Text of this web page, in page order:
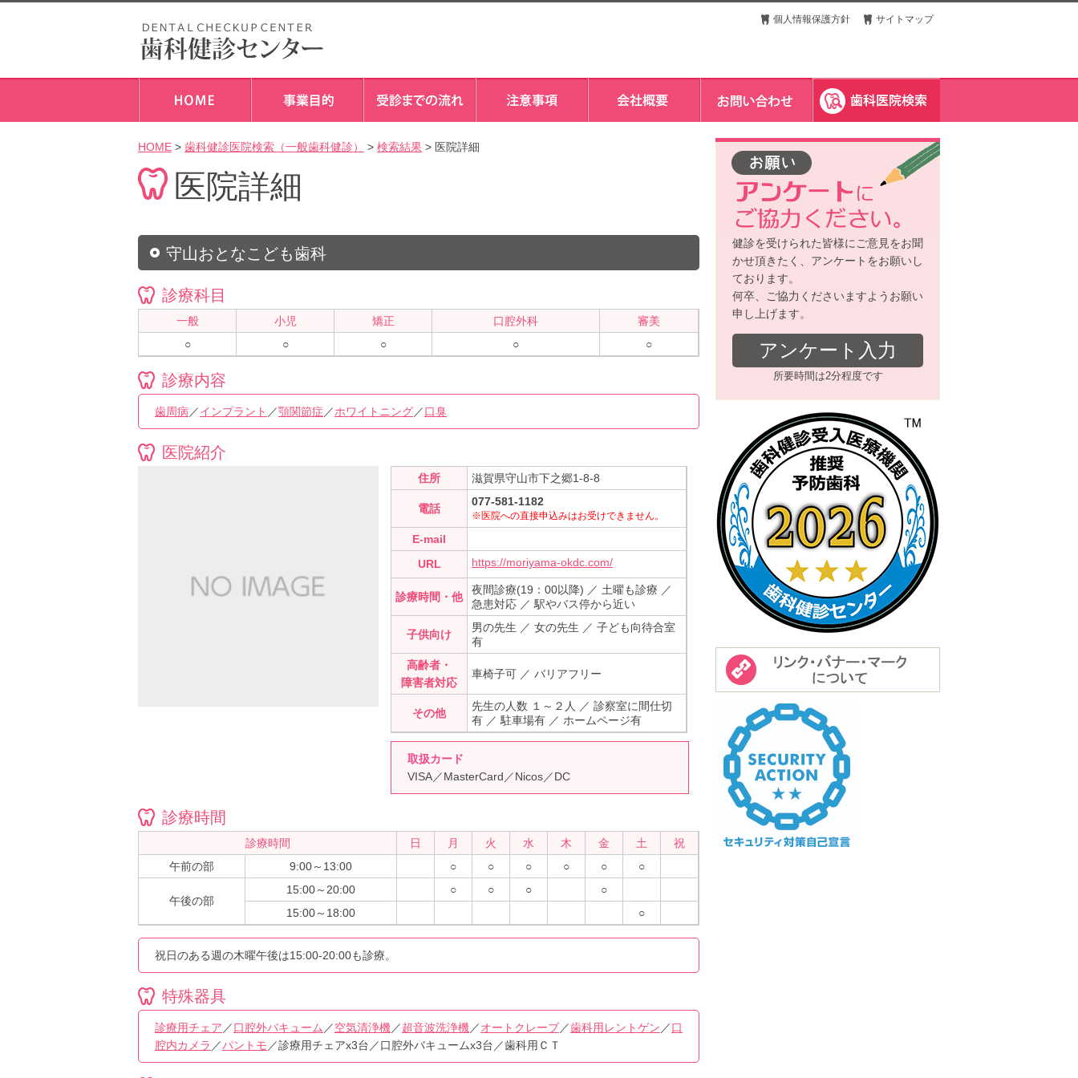
個人情報保護方針 サイトマップ
HOME > 歯科健診医院検索（一般歯科健診） > 検索結果 > 医院詳細
医院詳細
守山おとなこども歯科
診療科目
一般 小児 矯正 口腔外科
審美
○
○ ○ ○ ○
診療内容
歯周病 ／インプラント ／顎関節症 ／ホワイトニング／口臭
医院紹介
住所 滋賀県守山市下之郷1-8-8
電話
077-581-1182
※医院への直接申込みはお受けできません。
E-mail
URL
https://moriyama-okdc.com/
診療時間・他
夜間診療(19：00以降) ／ 土曜も診療 ／
急患対応 ／ 駅やバス停から近い
子供向け
男の先生 ／ 女の先生 ／ 子ども向待合室
有
高齢者・
障害者対応
車椅子可 ／ バリアフリー
その他
先生の人数 １～２人 ／ 診察室に間仕切
有 ／ 駐車場有 ／ ホームページ有
取扱カード
VISA／MasterCard／Nicos／DC
診療時間
診療時間 日 月 火 水 木 金 土
祝
午前の部
9:00～13:00 ○ ○ ○ ○ ○ ○
午後の部
15:00～20:00 ○ ○ ○
○
15:00～18:00
○
祝日のある週の木曜午後は15:00-20:00も診療。
特殊器具
診療用チェア ／口腔外バキューム ／空気清浄機 ／超音波洗浄機 ／オートクレーブ／歯科用レントゲン ／口
腔内カメラ ／パントモ ／診療用チェアx3台／口腔外バキュームx3台／歯科用ＣＴ
健診を受けられた皆様にご意見をお聞
かせ頂きたく、アンケートをお願いし
ております。
何卒、ご協力くださいますようお願い
申し上げます。
アンケート入力
所要時間は2分程度です